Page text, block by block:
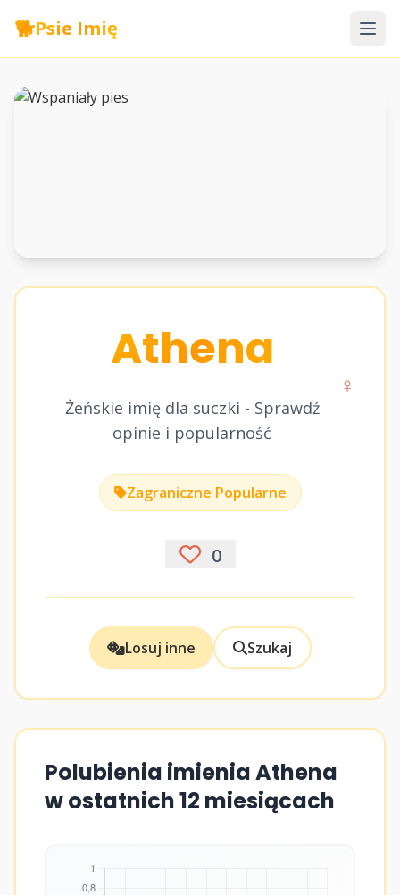
🐕Psie Imię
Athena
Żeńskie imię dla suczki - Sprawdź
opinie i popularność
♀
Zagraniczne Popularne
0
Losuj inne Szukaj
Polubienia imienia Athena
w ostatnich 12 miesiącach